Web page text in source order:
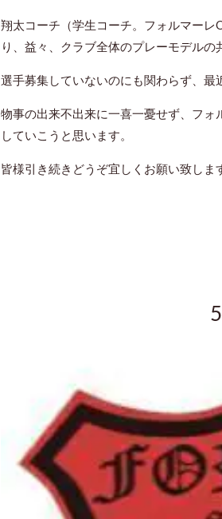
翔太コーチ（学生コーチ。フォルマー
り、益々、クラブ全体のプレーモデルの
選手募集していないのにも関わらず、最
物事の出来不出来に一喜一憂せず、フ
していこうと思います。
皆様引き続きどうぞ宜しくお願い致しま